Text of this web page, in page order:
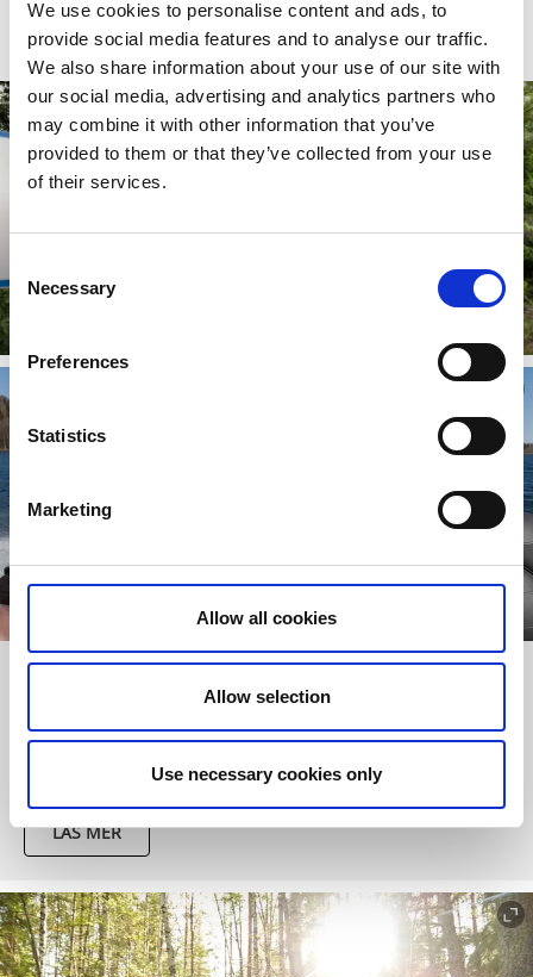
We use cookies to personalise content and ads, to
provide social media features and to analyse our traffic.
We also share information about your use of our site with
our social media, advertising and analytics partners who
may combine it with other information that you’ve
provided to them or that they’ve collected from your use
of their services.
Selection
Necessary
Preferences
Statistics
Marketing
Allow all cookies
Allow selection
Use necessary cookies only
Dra på dig ett par rejäla skor och ge
dig ut
via Holms kyrka i Mellerud till Edsleskogs kyrka i Åmåls
kommun. Du kan vandra över 10 mil!
Sportfishing Dalsland
med dig ut så att du kan koncentrera dig fullt ut på att fånga
LÄS MER